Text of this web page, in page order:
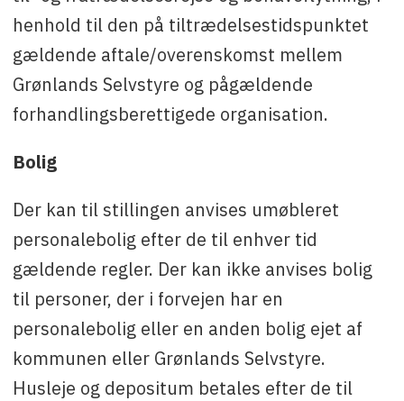
henhold til den på tiltrædelsestidspunktet
gældende aftale/overenskomst mellem
Grønlands Selvstyre og pågældende
forhandlingsberettigede organisation.
Bolig
Der kan til stillingen anvises umøbleret
personalebolig efter de til enhver tid
gældende regler. Der kan ikke anvises bolig
til personer, der i forvejen har en
personalebolig eller en anden bolig ejet af
kommunen eller Grønlands Selvstyre.
Husleje og depositum betales efter de til